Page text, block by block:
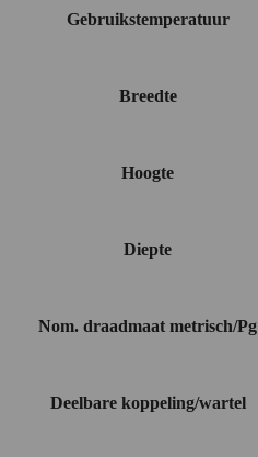
Gebruikstemperatuur
Breedte
Hoogte
Diepte
Nom. draadmaat metrisch/Pg
Deelbare koppeling/wartel